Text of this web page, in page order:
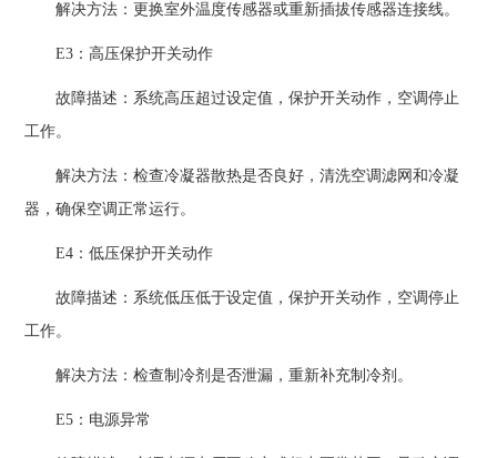
解决方法：更换室外温度传感器或重新插拔传感器连接线。
E3：高压保护开关动作
故障描述：系统高压超过设定值，保护开关动作，空调停止
工作。
解决方法：检查冷凝器散热是否良好，清洗空调滤网和冷凝
器，确保空调正常运行。
E4：低压保护开关动作
故障描述：系统低压低于设定值，保护开关动作，空调停止
工作。
解决方法：检查制冷剂是否泄漏，重新补充制冷剂。
E5：电源异常